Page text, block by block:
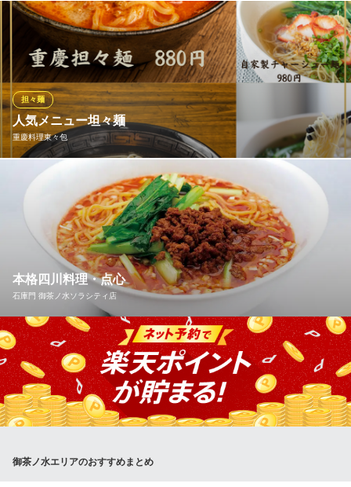
本場の四川がここにある
地下鉄千代田線新御茶ノ水駅 徒歩2分
東京都千代田区神田駿河台3-7-7
看板商品の麻婆豆腐は、四川料理の魅力を象徴する「麻・辣・
香・熱・色」の五つの要素を一皿の中で表現することを目指した
自慢の逸品です。四川省産の花椒が生み出す爽やかな痺れ、数種
類の唐辛子による奥深い辛味、香味野菜や香辛料が織りなす豊か
な香り、最後まで熱々で味わえる温度、そして食欲をそそる鮮や
かな彩り。
麻婆豆腐専門酒家 眞実一路
中華料理 御茶ノ水
ＪＲ御茶ノ水駅 徒歩5分
東京都千代田区外神田2-19-2 篠田ビル1F
人気メニュー坦々麺
重慶料理東々包
担々麺
当店では本格的な中華料理をお楽しみいただく事が出来ます。
坦々麺や青椒肉絲、エビチリなどお馴染みの料理も、是非当店で
ご賞味下さい。
重慶料理東々包
新御茶ノ水 本格中華
都営新宿線小川町駅 徒歩2分
東京都千代田区神田駿河台3-3-10 三島ビル1F
本格四川料理・点心
石庫門 御茶ノ水ソラシティ店
本格四川麻婆豆腐やコシのある麺がスープとよく絡んだ四川坦々
麺、皮がモチモチな点心などもおすすめです。 是非、お召し上が
りくださいませ。
石庫門 御茶ノ水ソラシティ店
東京都千代田区神田駿河台4-6 御茶ノ水 ソラシティB1
御茶ノ水エリアのおすすめまとめ